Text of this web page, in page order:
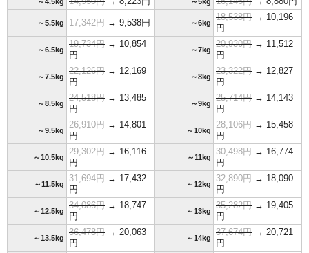
～5.5kg 17,342円 → 9,538円 ～6kg
18,538円 → 10,196
円
～6.5kg
19,734円 → 10,854
円
～7kg
20,930円 → 11,512
円
～7.5kg
22,126円 → 12,169
円
～8kg
23,322円 → 12,827
円
～8.5kg
24,518円 → 13,485
円
～9kg
25,714円 → 14,143
円
～9.5kg
26,910円 → 14,801
円
～10kg
28,106円 → 15,458
円
～10.5kg
29,302円 → 16,116
円
～11kg
30,498円 → 16,774
円
～11.5kg
31,694円 → 17,432
円
～12kg
32,890円 → 18,090
円
～12.5kg
34,086円 → 18,747
円
～13kg
35,282円 → 19,405
円
～13.5kg
36,478円 → 20,063
円
～14kg
37,674円 → 20,721
円